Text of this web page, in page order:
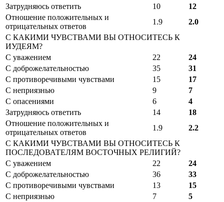
Затрудняюсь ответить
10
12
Отношение положительных и
отрицательных ответов
1.9
2.0
С КАКИМИ ЧУВСТВАМИ ВЫ ОТНОСИТЕСЬ К
ИУДЕЯМ?
С уважением
22
24
С доброжелательностью
35
31
С противоречивыми чувствами
15
17
С неприязнью
9
7
С опасениями
6
4
Затрудняюсь ответить
14
18
Отношение положительных и
отрицательных ответов
1.9
2.2
С КАКИМИ ЧУВСТВАМИ ВЫ ОТНОСИТЕСЬ К
ПОСЛЕДОВАТЕЛЯМ ВОСТОЧНЫХ РЕЛИГИЙ?
С уважением
22
24
С доброжелательностью
36
33
С противоречивыми чувствами
13
15
С неприязнью
7
5